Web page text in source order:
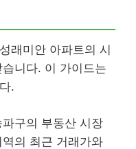
래미안 아파트의 시
니다. 이 가이드는
.
구의 부동산 시장
의 최근 거래가와